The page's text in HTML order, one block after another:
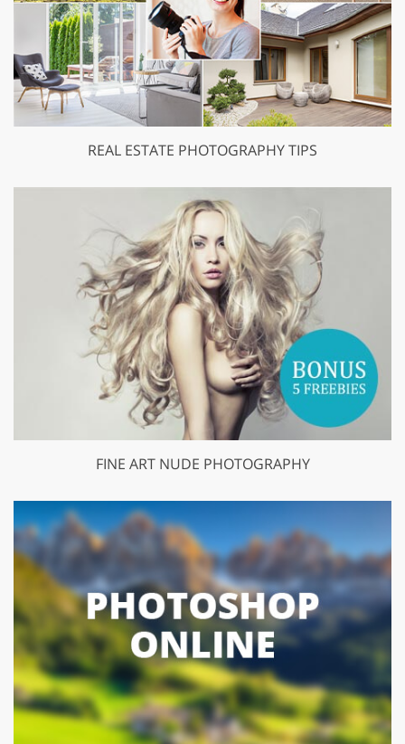
REAL ESTATE PHOTOGRAPHY TIPS
FINE ART NUDE PHOTOGRAPHY